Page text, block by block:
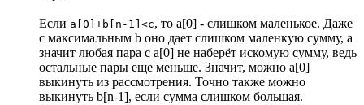
Если a[0]+b[n-1]<c, то a[0] - слишком маленькое. Даже
с максимальным b оно дает слишком маленкую сумму, а
значит любая пара с a[0] не наберёт искомую сумму, ведь
остальные пары еще меньше. Значит, можно a[0]
выкинуть из рассмотрения. Точно также можно
выкинуть b[n-1], если сумма слишком большая.